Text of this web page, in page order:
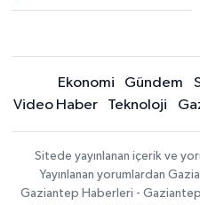
Ekonomi Gündem
Video Haber
Teknoloji
Sitede yayınlanan içerik ve
Yayınlanan yorumlardan
Gaziantep Haberleri -